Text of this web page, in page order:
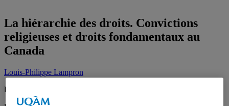
La hiérarchie des droits. Convictions
religieuses et droits fondamentaux au
Canada
Louis-Philippe Lampron
Résumé